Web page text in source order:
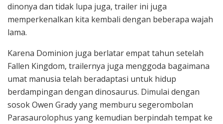
dinonya dan tidak lupa juga, trailer ini juga
memperkenalkan kita kembali dengan beberapa wajah
lama.
Karena Dominion juga berlatar empat tahun setelah
Fallen Kingdom, trailernya juga menggoda bagaimana
umat manusia telah beradaptasi untuk hidup
berdampingan dengan dinosaurus. Dimulai dengan
sosok Owen Grady yang memburu segerombolan
Parasaurolophus yang kemudian berpindah tempat ke